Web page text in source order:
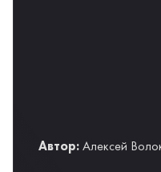
Автор: Алексей